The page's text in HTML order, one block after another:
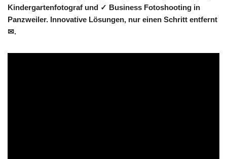
Kindergartenfotograf und ✓ Business Fotoshooting in
Panzweiler. Innovative Lösungen, nur einen Schritt entfernt
✉.